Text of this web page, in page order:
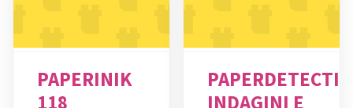
PAPERINIK
118
INDAGINI E